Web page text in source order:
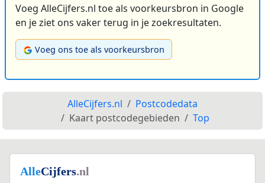
Voeg AlleCijfers.nl toe als voorkeursbron in Google
en je ziet ons vaker terug in je zoekresultaten.
Voeg ons toe als voorkeursbron
AlleCijfers.nl
Postcodedata
Kaart postcodegebieden
Top